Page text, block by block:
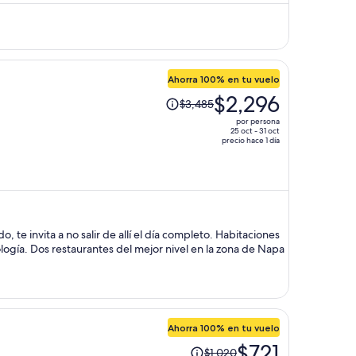
ahora
$1,268
por
persona
Ahorra 100% en tu vuelo
El
precio
ahora
de
$2,296
$3,485$2,296
por persona
25 oct - 31 oct
precio hace 1 día
te invita a no salir de allí el día completo. Habitaciones
Dos restaurantes del mejor nivel en la zona de Napa
Ahorra 100% en tu vuelo
El $1,020